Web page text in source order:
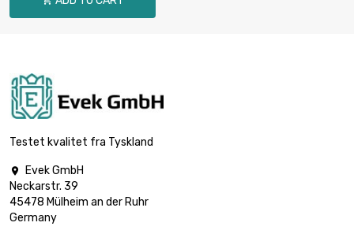
Testet kvalitet fra Tyskland

Evek GmbH
Neckarstr. 39
45478 Mülheim an der Ruhr
Germany